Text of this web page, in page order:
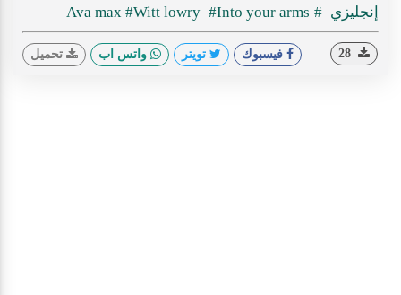
إنجليزي #Ava max
#Witt lowry #Into your arms
فيسبوك تويتر واتس اب تحميل